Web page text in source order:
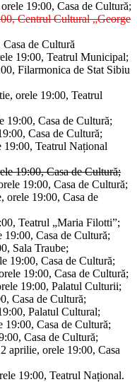
19:00, Casa de Cultură;
Centrul Cultural „George
de Cultură
19:00, Teatrul Municipal;
Filarmonica de Stat Sibiu
orele 19:00, Teatrul
19:00, Casa de Cultură;
Casa de Cultură;
Teatrul Național
19:00, Casa de Cultură;
19:00, Casa de Cultură;
orele 19:00, Casa de
Teatrul „Maria Filotti”;
Casa de Cultură;
Sala Traube;
19:00, Casa de Cultură;
19:00, Casa de Cultură;
19:00, Palatul Culturii;
Casa de Cultură;
Palatul Cultural;
19:00, Casa de Cultură;
Casa de Cultură;
aprilie, orele 19:00, Casa
19:00, Teatrul Național.